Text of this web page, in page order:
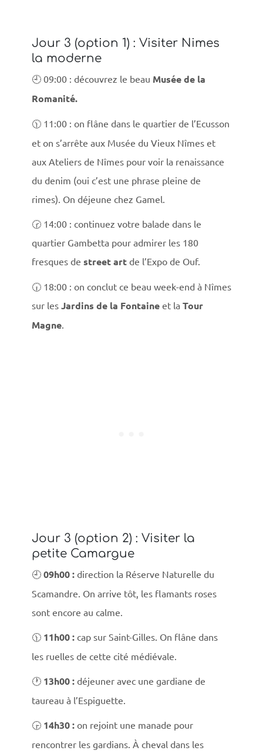
Jour 3 (option 1) : Visiter Nimes
la moderne
🕘 09:00 : découvrez le beau Musée de la
Romanité.
🕦 11:00 : on flâne dans le quartier de l’Ecusson
et on s’arrête aux Musée du Vieux Nîmes et
aux Ateliers de Nîmes pour voir la renaissance
du denim (oui c’est une phrase pleine de
rimes). On déjeune chez Gamel.
🕝 14:00 : continuez votre balade dans le
quartier Gambetta pour admirer les 180
fresques de street artde l’Expo de Ouf.
🕡 18:00 : on conclut ce beau week-end à Nîmes
sur les Jardins de la Fontaineet la Tour
Magne.
Jour 3 (option 2) : Visiter la
petite Camargue
🕘 09h00 :direction la Réserve Naturelle du
Scamandre. On arrive tôt, les flamants roses
sont encore au calme.
🕦 11h00 :cap sur Saint-Gilles. On flâne dans
les ruelles de cette cité médiévale.
🕐 13h00 :déjeuner avec une gardiane de
taureau à l’Espiguette.
🕞 14h30 :on rejoint une manade pour
rencontrer les gardians. À cheval dans les